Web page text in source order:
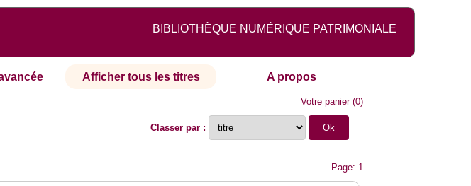
BIBLIOTHÈQUE NUMÉRIQUE PATRIMONIALE
Afficher tous les titres A propos
Votre panier(0)
Classer par :
Page: 1